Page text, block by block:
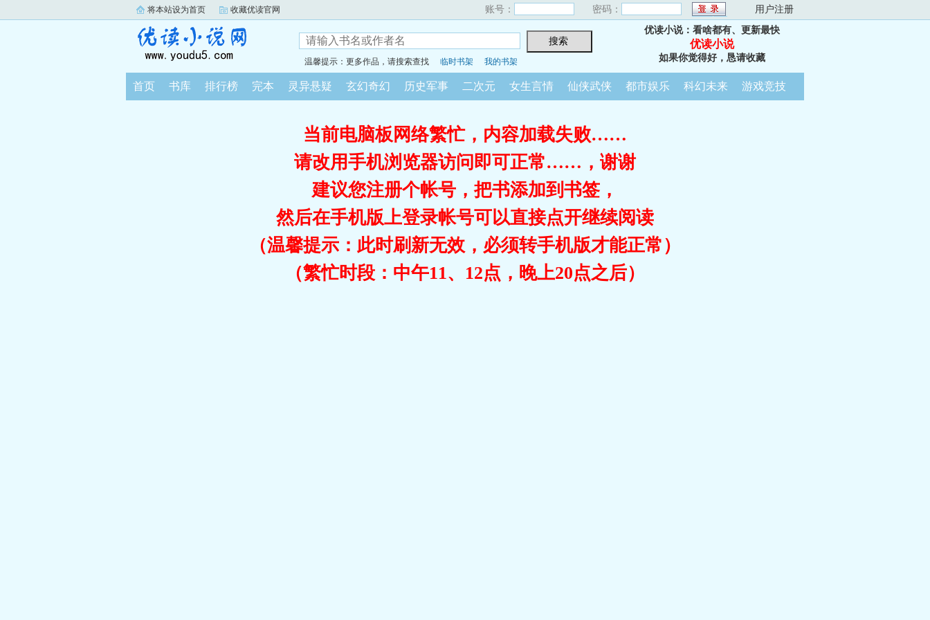
将本站设为首页 收藏优读官网 账号： 密码： 用户注册
温馨提示：更多作品，请搜索查找 临时书架 我的书架
优读小说：看啥都有、更新最快
优读小说
如果你觉得好，恳请收藏
首页 书库 排行榜 完本 灵异悬疑 玄幻奇幻 历史军事 二次元 女生言情 仙侠武侠 都市娱乐 科幻未来 游戏竞技
当前电脑板网络繁忙，内容加载失败……
请改用手机浏览器访问即可正常……，谢谢
建议您注册个帐号，把书添加到书签，
然后在手机版上登录帐号可以直接点开继续阅读
（温馨提示：此时刷新无效，必须转手机版才能正常）
（繁忙时段：中午11、12点，晚上20点之后）